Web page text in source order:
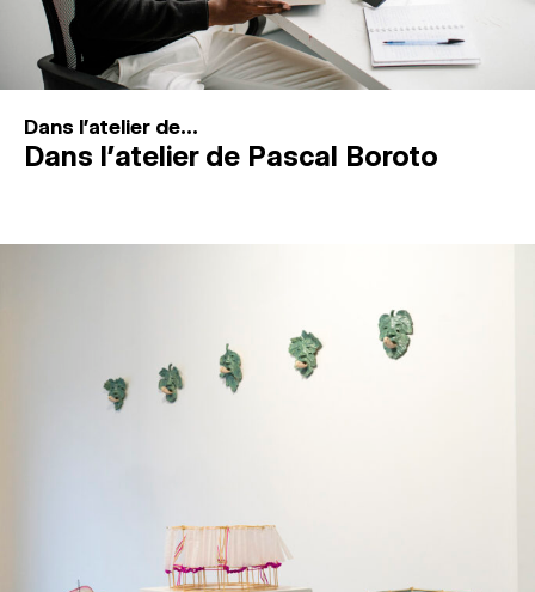
Connexion
↓
Dans l'atelier de...
Dans l’atelier de Pascal Boroto